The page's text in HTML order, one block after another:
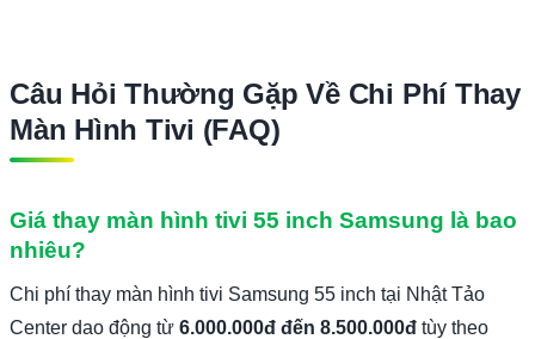
Câu Hỏi Thường Gặp Về Chi Phí Thay
Màn Hình Tivi (FAQ)
Giá thay màn hình tivi 55 inch Samsung là bao
nhiêu?
Chi phí thay màn hình tivi Samsung 55 inch tại Nhật Tảo
Center dao động từ 6.000.000đ đến 8.500.000đ tùy theo